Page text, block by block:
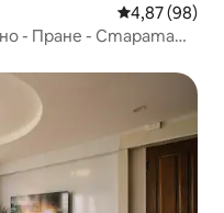
Средна
4,87 (98)
- Пране - Старата